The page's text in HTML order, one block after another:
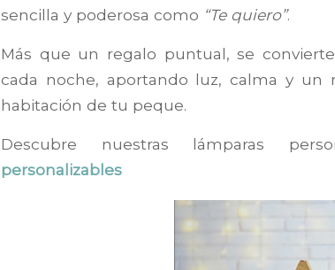
sencilla y poderosa como “Te quiero”.
Más que un regalo puntual, se
cada noche, aportando luz, calma y un
habitación de tu peque.
Descubre nuestras lámparas
personalizables